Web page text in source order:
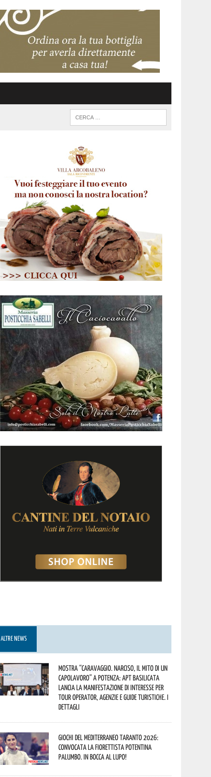
ALTRE NEWS
Mostra “Caravaggio. Narciso, il mito di un
capolavoro” a Potenza: APT Basilicata
lancia la manifestazione di interesse per
Tour Operator, Agenzie e Guide Turistiche. I
dettagli
Giochi del Mediterraneo Taranto 2026:
convocata la fiorettista potentina
Palumbo. In bocca al lupo!